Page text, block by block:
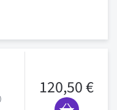
120,50 €